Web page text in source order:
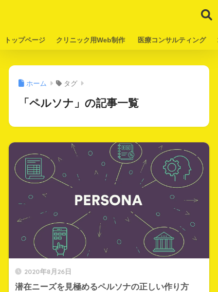
トップページ クリニック用Web制作 医療コンサルティング
ホーム タグ
「ペルソナ」の記事一覧
2020年8月26日
潜在ニーズを見極めるペルソナの正しい作り方